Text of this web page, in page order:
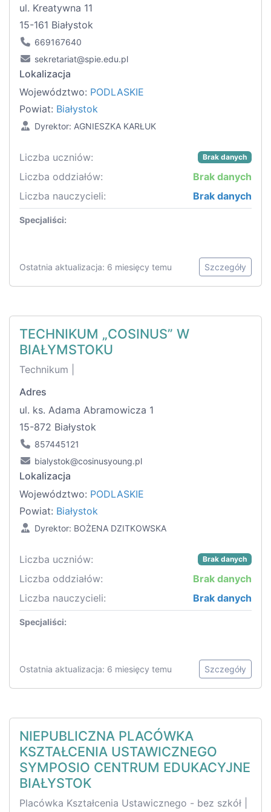
ul. Kreatywna 11
15-161 Białystok
669167640
sekretariat@spie.edu.pl
Lokalizacja
Województwo: PODLASKIE
Powiat: Białystok
Dyrektor: AGNIESZKA KARŁUK
Liczba uczniów: Brak danych
Liczba oddziałów:
Brak danych
Liczba nauczycieli:
Brak danych
Specjaliści:
Ostatnia aktualizacja: 6 miesięcy temu Szczegóły
TECHNIKUM „COSINUS” W
BIAŁYMSTOKU
Technikum |
Adres
ul. ks. Adama Abramowicza 1
15-872 Białystok
857445121
bialystok@cosinusyoung.pl
Lokalizacja
Województwo: PODLASKIE
Powiat: Białystok
Dyrektor: BOŻENA DZITKOWSKA
Liczba uczniów: Brak danych
Liczba oddziałów:
Brak danych
Liczba nauczycieli:
Brak danych
Specjaliści:
Ostatnia aktualizacja: 6 miesięcy temu Szczegóły
NIEPUBLICZNA PLACÓWKA
KSZTAŁCENIA USTAWICZNEGO
SYMPOSIO CENTRUM EDUKACYJNE
BIAŁYSTOK
Placówka Kształcenia Ustawicznego - bez szkół |